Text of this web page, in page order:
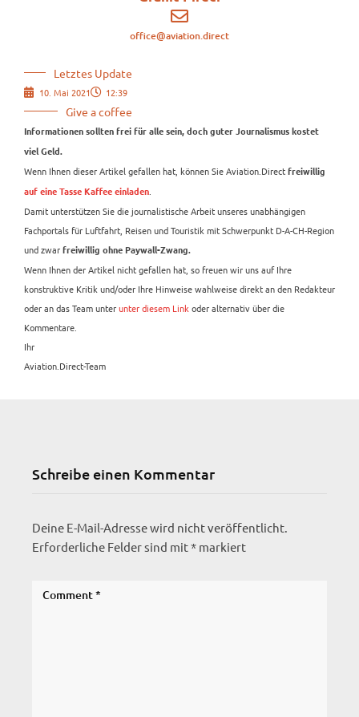
office@aviation.direct
Letztes Update
10. Mai 2021 12:39
Give a coffee
Informationen sollten frei für alle sein, doch guter Journalismus kostet
viel Geld.
Wenn Ihnen dieser Artikel gefallen hat, können Sie Aviation.Direct freiwillig
auf eine Tasse Kaffee einladen
Damit unterstützen Sie die journalistische Arbeit unseres unabhängigen
Fachportals für Luftfahrt, Reisen und Touristik mit Schwerpunkt D-A-CH-Region
und zwar freiwillig ohne Paywall-Zwang.
Wenn Ihnen der Artikel nicht gefallen hat, so freuen wir uns auf Ihre
konstruktive Kritik und/oder Ihre Hinweise wahlweise direkt an den Redakteur
oder an das Team unterunter diesem Link oder alternativ über die
Kommentare.
Ihr
Aviation.Direct-Team
Schreibe einen Kommentar
Deine E-Mail-Adresse wird nicht veröffentlicht.
Erforderliche Felder sind mit* markiert